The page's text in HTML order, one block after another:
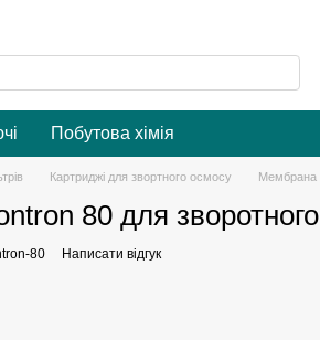
Побутова хімія
Картриджі для звортного осмосу Мембрана
80 для
80 Написати відгук